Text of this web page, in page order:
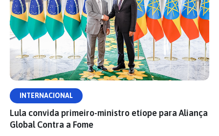
INTERNACIONAL
Lula convida primeiro-ministro etíope para Aliança
Global Contra a Fome